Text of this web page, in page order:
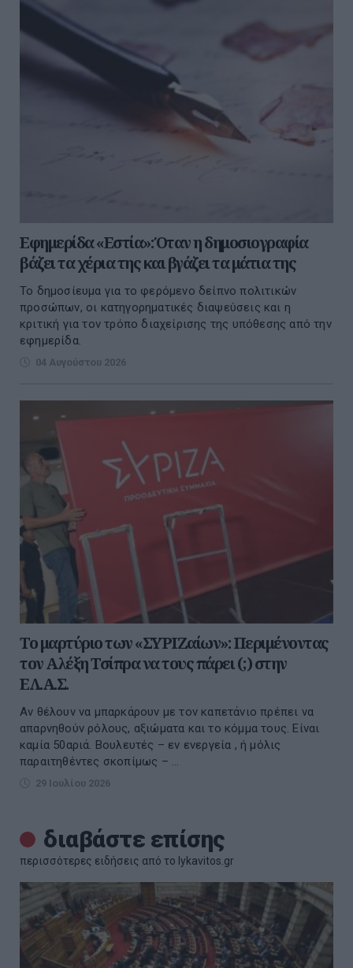
Εφημερίδα «Εστία»: Όταν η δημοσιογραφία
βάζει τα χέρια της και βγάζει τα μάτια της
Το δημοσίευμα για το φερόμενο δείπνο πολιτικών
προσώπων, οι κατηγορηματικές διαψεύσεις και η
κριτική για τον τρόπο διαχείρισης της υπόθεσης από την
εφημερίδα.
04 Αυγούστου 2026
Το μαρτύριο των «ΣΥΡΙΖαίων»: Περιμένοντας
τον Αλέξη Τσίπρα να τους πάρει (;) στην
ΕΛ.Α.Σ.
Αν θέλουν να μπαρκάρουν με τον καπετάνιο πρέπει να
απαρνηθούν ρόλους, αξιώματα και το κόμμα τους. Είναι
καμία 50αριά. Βουλευτές – εν ενεργεία , ή μόλις
παραιτηθέντες σκοπίμως – ...
29 Ιουλίου 2026
διαβάστε επίσης
περισσότερες ειδήσεις από το lykavitos.gr